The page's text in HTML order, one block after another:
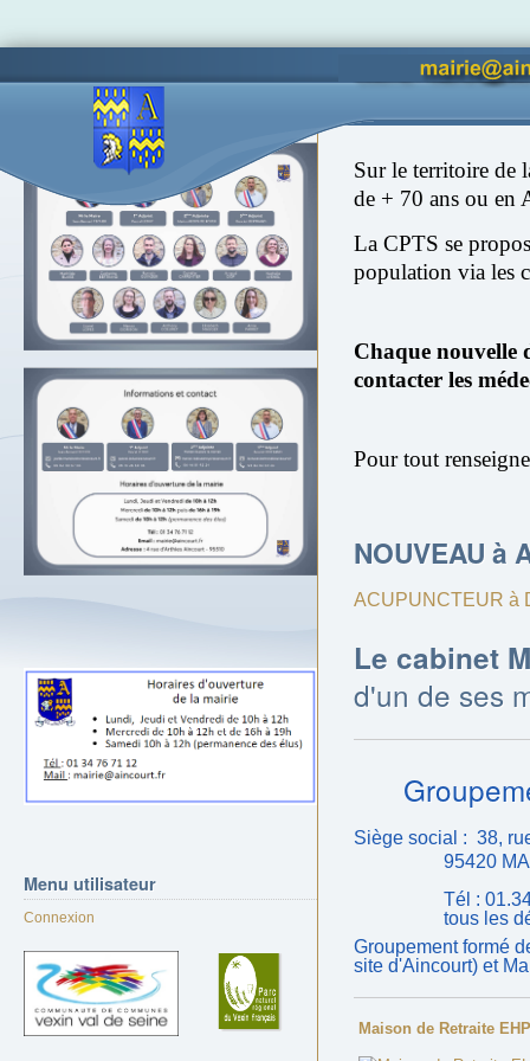
Accès lettres d'informations
Menu utilisateur
Connexion
Vous êtes ici : Accueil
Sur le territoire de
de + 70 ans ou en
La CPTS se
population via les
Chaque nouvelle
contacter les
Pour tout
NOUVEAU à
ACUPUNCTEUR à
Le cabinet
d'un de ses
Siège social : 38,
95420
Tél :
tous les
Groupement formé
site d'Aincourt) et
Maison de Retraite